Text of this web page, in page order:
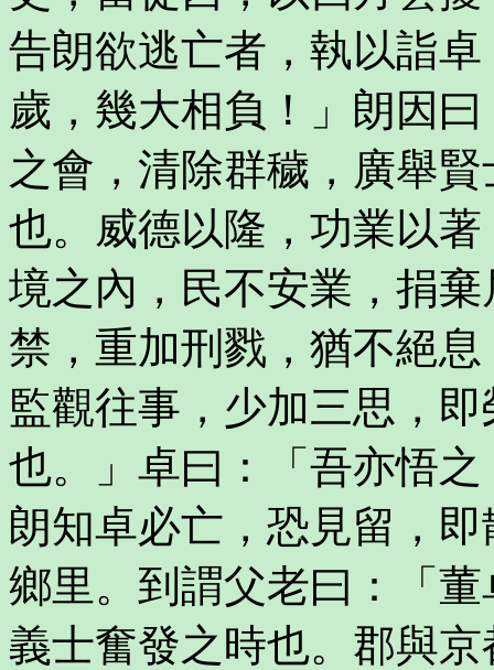
告朗欲逃亡者，執以詣
歲，幾大相負！」朗因
之會，清除群穢，廣舉
也。威德以隆，功業以
境之內，民不安業，捐
禁，重加刑戮，猶不絕
監觀往事，少加三思，
也。」卓曰：「吾亦悟
朗知卓必亡，恐見留，
鄉里。到謂父老曰：「
義士奮發之時也。郡與